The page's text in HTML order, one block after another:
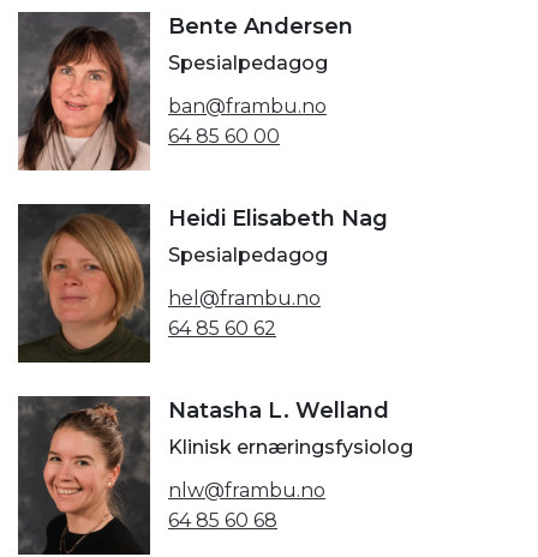
Bente Andersen
Spesialpedagog
ban@frambu.no
64 85 60 00
Heidi Elisabeth Nag
Spesialpedagog
hel@frambu.no
64 85 60 62
Natasha L. Welland
Klinisk ernæringsfysiolog
nlw@frambu.no
64 85 60 68